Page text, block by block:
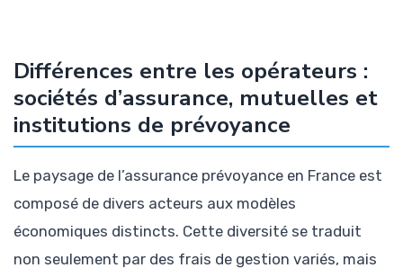
Différences entre les opérateurs :
sociétés d’assurance, mutuelles et
institutions de prévoyance
Le paysage de l’assurance prévoyance en France est
composé de divers acteurs aux modèles
économiques distincts. Cette diversité se traduit
non seulement par des frais de gestion variés, mais